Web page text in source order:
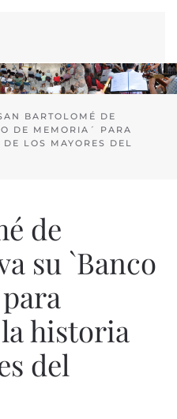
BARTOLOMÉ DE
DE MEMORIA´ PARA
LOS MAYORES DEL
de
su `Banco
historia
del